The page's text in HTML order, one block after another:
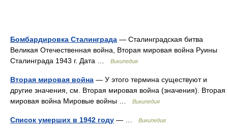
Бомбардировка Сталинграда — Сталинградская битва
Великая Отечественная война, Вторая мировая война Руины
Сталинграда 1943 г. Дата …
Википедия
Вторая мировая война — У этого термина существуют и
другие значения, см. Вторая мировая война (значения). Вторая
мировая война Мировые войны …
Википедия
Список умерших в 1942 году — … Википедия